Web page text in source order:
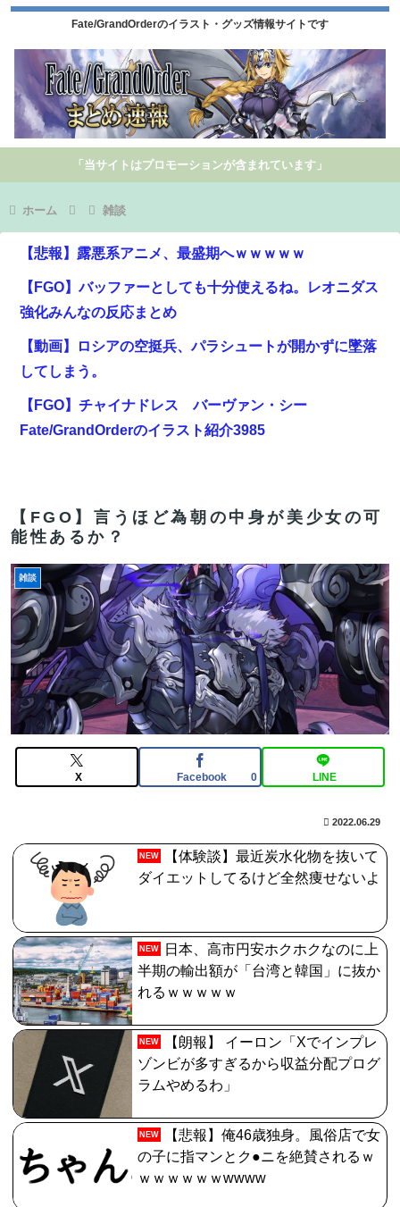
Fate/GrandOrderのイラスト・グッズ情報サイトです
「当サイトはプロモーションが含まれています」
ホーム 雑談
【悲報】露悪系アニメ、最盛期へｗｗｗｗｗ
【FGO】バッファーとしても十分使えるね。レオニダス
強化みんなの反応まとめ
【動画】ロシアの空挺兵、パラシュートが開かずに墜落
してしまう。
【FGO】チャイナドレス バーヴァン・シー
Fate/GrandOrderのイラスト紹介3985
【雑談】アニプレックスってFGO以外で稼げるスマホゲ
ームってあるんだっけ？
【画像】吉川愛さん(26)、縛られてムチムチお乳が強調
されてしまう
【FGO】金時といい勝負。クーフーリン・オルタ強化み
んなの反応まとめ
【雑談】アニプレックスってFGO以外で稼げるスマホゲ
ームってあるんだっけ？
【FGO】絆16のメリットが全然出てこないけど、普通に
石がハチャメチャに貰えるとかそんな感じ？
【FGO】水着玉藻 Fate/GrandOrderのイラスト紹介
3986
【放送事故】昔のドラマのレプシーン、今見るとアウト
すぎる・・・
【FGO】ジャンヌ系にラクシュミーは含まれますか？W
ジル・ド・レェ強化みんなの反応まとめ
【FGO】言うほど為朝の中身が美少女の可
能性あるか？
雑談
X Facebook 0 LINE
2022.06.29
NEW
【体験談】最近炭水化物を抜いて
ダイエットしてるけど全然痩せないよ
NEW
日本、高市円安ホクホクなのに上
半期の輸出額が「台湾と韓国」に抜か
れるｗｗｗｗｗ
NEW
【朗報】 イーロン「Xでインプレ
ゾンビが多すぎるから収益分配プログ
ラムやめるわ」
NEW
【悲報】俺46歳独身。風俗店で女
の子に指マンとク●ニを絶賛されるｗ
ｗｗｗｗｗｗwwww